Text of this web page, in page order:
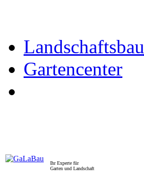
Landschaftsbau
Gartencenter
Ihr Experte für
Garten und Landschaft